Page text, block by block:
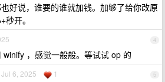
好说，谁要的谁就加钱。加够了给你改原
开。
4
，感觉一般般。等试试 op 的
5
Jul 6, 2025 1